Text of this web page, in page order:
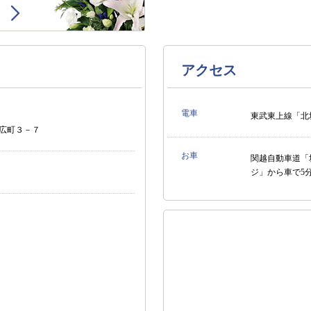
町３－７
アクセス
電車 東武東上線「
お車
関越自動車道
ジ」から車で5